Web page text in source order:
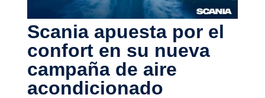
Scania apuesta por el
confort en su nueva
campaña de aire
acondi­cio­nado